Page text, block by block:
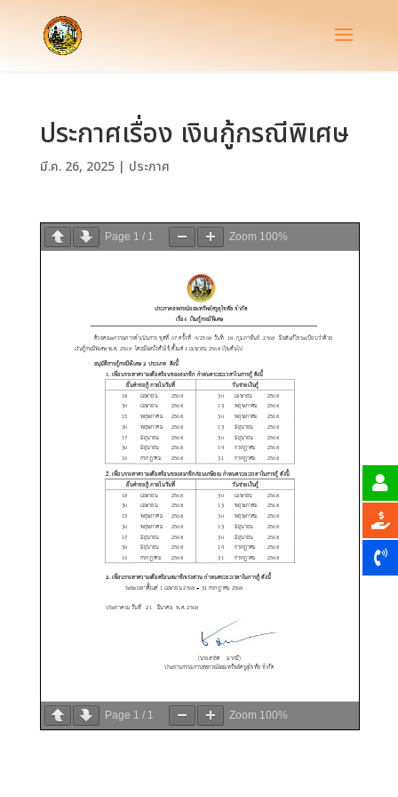
ประกาศเรื่อง เงินกู้กรณีพิเศษ
มี.ค. 26, 2025| ประกาศ
Page 1 / 1 Zoom 100%
Page 1 / 1 Zoom 100%